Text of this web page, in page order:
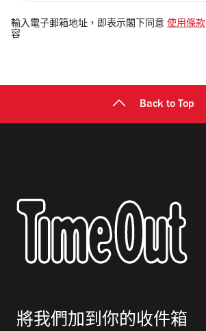
電
郵
輸入電子郵箱地址，即表示閣下同意 使用條款
容
Back to Top
將我們加到你的收件箱